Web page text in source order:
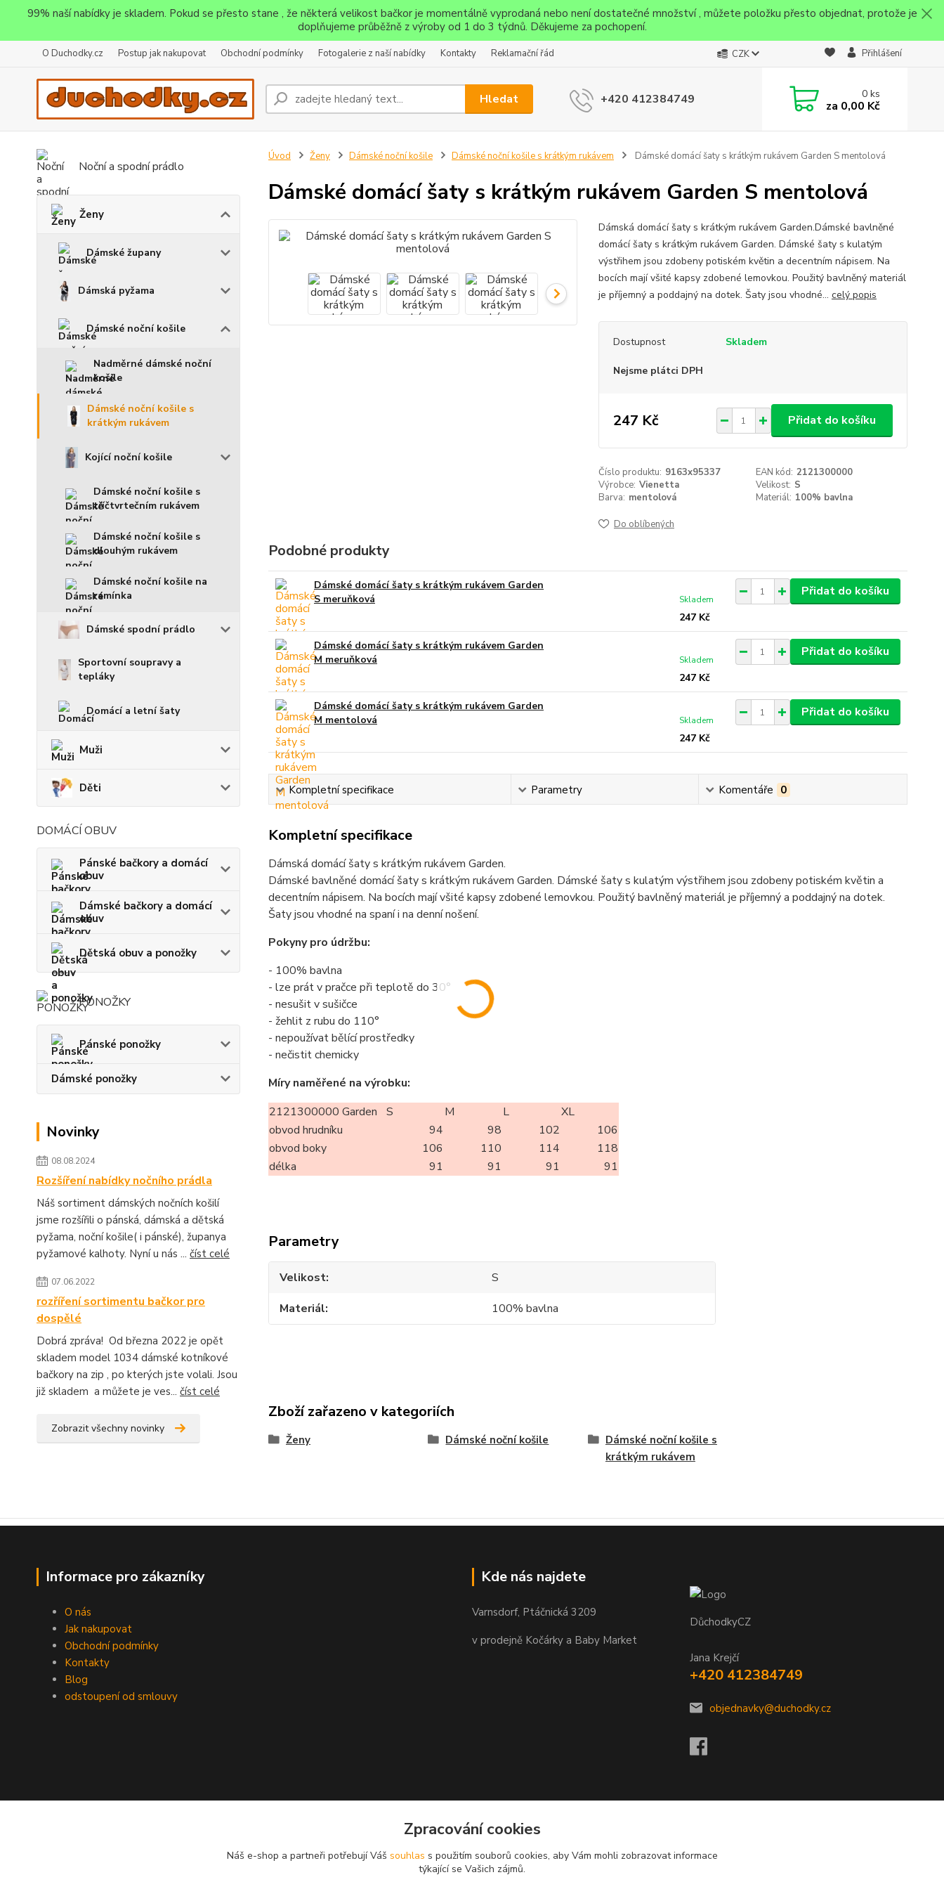
99% naší nabídky je skladem. Pokud se přesto stane , že některá velikost bačkor je momentálně vyprodaná nebo není dostatečné množství , můžete položku přesto objednat, protože je
doplňujeme průběžně z výroby od 1 do 3 týdnů. Děkujeme za pochopení.
O Duchodky.cz Postup jak nakupovat Obchodní podmínky Fotogalerie z naší nabídky Kontakty Reklamační řád CZK Přihlášení
Hledat +420 412384749 0ks
za 0,00 Kč
Noční a spodní prádlo
Ženy
Dámské župany
Dámská pyžama
Dámské noční košile
Nadměrné dámské noční
košile
Dámské noční košile s
krátkým rukávem
Kojící noční košile
Dámské noční košile s
tříčtvrtečním rukávem
Dámské noční košile s
dlouhým rukávem
Dámské noční košile na
ramínka
Dámské spodní prádlo
Sportovní soupravy a
tepláky
Domácí a letní šaty
Muži
Děti
DOMÁCÍ OBUV
Pánské bačkory a domácí
obuv
Dámské bačkory a domácí
obuv
Dětská obuv a ponožky
PONOŽKY
Pánské ponožky
Dámské ponožky
Novinky
08.08.2024
Rozšíření nabídky nočního prádla
Náš sortiment dámských nočních košilí
jsme rozšířili o pánská, dámská a dětská
pyžama, noční košile( i pánské), županya
pyžamové kalhoty. Nyní u nás ... číst celé
07.06.2022
rozříření sortimentu bačkor pro
dospělé
Dobrá zpráva! Od března 2022 je opět
skladem model 1034 dámské kotníkové
bačkory na zip , po kterých jste volali. Jsou
již skladem a můžete je ves... číst celé
Zobrazit všechny novinky
Úvod Ženy Dámské noční košile Dámské noční košile s krátkým rukávem Dámské domácí šaty s krátkým rukávem Garden S mentolová
Dámské domácí šaty s krátkým rukávem Garden S mentolová
Dámská domácí šaty s krátkým rukávem Garden.Dámské bavlněné
domácí šaty s krátkým rukávem Garden. Dámské šaty s kulatým
výstřihem jsou zdobeny potiském květin a decentním nápisem. Na
bocích mají všité kapsy zdobené lemovkou. Použitý bavlněný materiál
je příjemný a poddajný na dotek. Šaty jsou vhodné... celý popis
Dostupnost Skladem
Nejsme plátci DPH
247 Kč Přidat do košíku
Číslo produktu: 9163x95337 EAN kód: 2121300000
Výrobce: Vienetta Velikost: S
Barva: mentolová Materiál: 100% bavlna
Do oblíbených
Podobné produkty
Dámské domácí šaty s krátkým rukávem Garden
S meruňková
247 Kč
Skladem
Přidat do košíku
Dámské domácí šaty s krátkým rukávem Garden
M meruňková
247 Kč
Skladem
Přidat do košíku
Dámské domácí šaty s krátkým rukávem Garden
M mentolová
247 Kč
Skladem
Přidat do košíku
Kompletní specifikace Parametry Komentáře 0
Kompletní specifikace
Dámská domácí šaty s krátkým rukávem Garden.
Dámské bavlněné domácí šaty s krátkým rukávem Garden. Dámské šaty s kulatým výstřihem jsou zdobeny potiském květin a
decentním nápisem. Na bocích mají všité kapsy zdobené lemovkou. Použitý bavlněný materiál je příjemný a poddajný na dotek.
Šaty jsou vhodné na spaní i na denní nošení.
Pokyny pro údržbu:
- 100% bavlna
- lze prát v pračce při teplotě do 30°
- nesušit v sušičce
- žehlit z rubu do 110°
- nepoužívat bělící prostředky
- nečistit chemicky
Míry naměřené na výrobku:
2121300000 Garden
S M L
XL
obvod hrudníku
94 98 102
106
obvod boky
106 110 114
118
délka
91 91 91 91
Parametry
Velikost
S
Materiál
100% bavlna
Zboží zařazeno v kategoriích
Ženy Dámské noční košile
Dámské noční košile s
krátkým rukávem
Informace pro zákazníky
O nás
Jak nakupovat
Obchodní podmínky
Kontakty
Blog
odstoupení od smlouvy
Kde nás najdete
Varnsdorf, Ptáčnická 3209
v prodejně Kočárky a Baby Market
DůchodkyCZ
Jana Krejčí
+420 412384749
objednavky@duchodky.cz
Zpracování cookies
Náš e-shop a partneři potřebují Váš souhlas s použitím souborů cookies, aby Vám mohli zobrazovat informace
týkající se Vašich zájmů.